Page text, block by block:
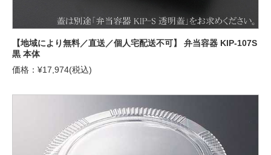
【地域により無料／直送／個人宅配送不可】 弁当容器 KIP-107S
黒 本体
価格：¥17,974(税込)